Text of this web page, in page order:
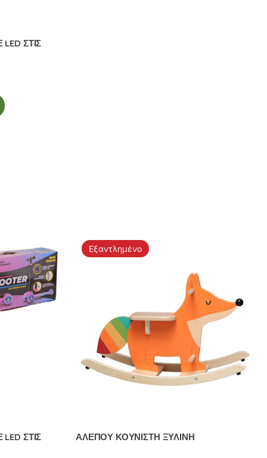
ΣΤΙΣ
ΣΤΙΣ
Εξαντλημένο
ΑΛΕΠΟΥ ΚΟΥΝΙΣΤΗ ΞΥΛΙΝΗ